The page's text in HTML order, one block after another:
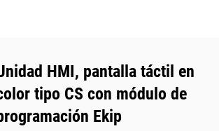
HMI, pantalla táctil en
tipo CS con módulo de
Ekip